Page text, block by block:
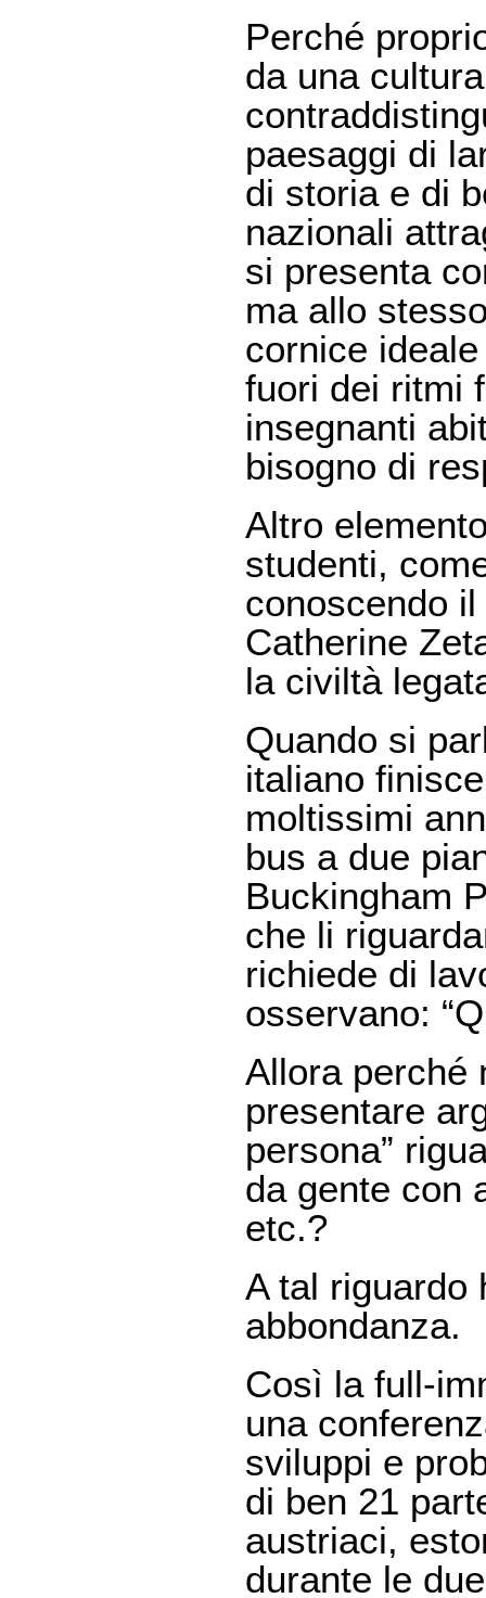
Perché
da una
paesaggi di
di storia e di
nazionali
si presenta
ma allo
cornice
fuori dei ritmi
insegnanti
bisogno di
Altro
studenti,
conoscendo
Catherine
la civiltà
Quando si
italiano
moltissimi
bus a due
Buckingham
che li
richiede di
osservano:
Allora perché
presentare
persona”
da gente con
etc.?
A tal riguardo
abbondanza.
Così la full-
una
sviluppi e
di ben 21
austriaci,
durante le